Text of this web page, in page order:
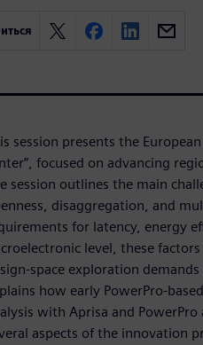
session presents the
focused on advancing
session outlines the main
disaggregation, and
for latency, energy
level, these
exploration
how early
with Aprisa and
aspects of the innovation